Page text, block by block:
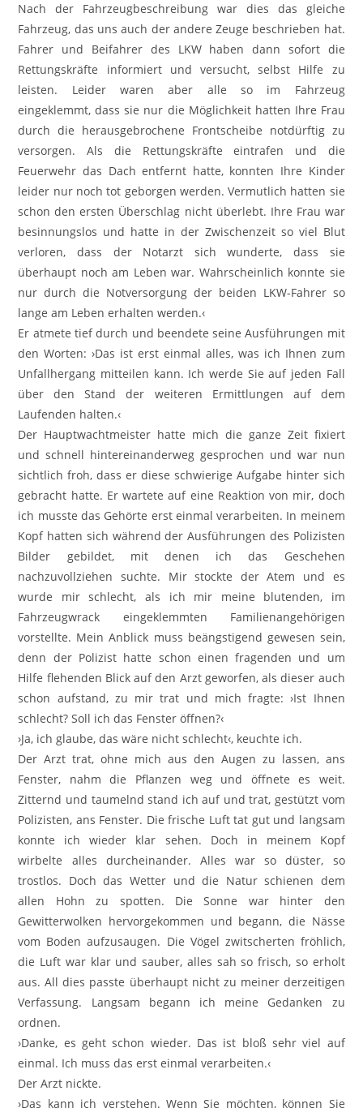
Nach der Fahrzeugbeschreibung war dies das gleiche
Fahrzeug, das uns auch der andere Zeuge beschrieben hat.
Fahrer und Beifahrer des LKW haben dann sofort die
Rettungskräfte informiert und versucht, selbst Hilfe zu
leisten. Leider waren aber alle so im Fahrzeug
eingeklemmt, dass sie nur die Möglichkeit hatten Ihre Frau
durch die herausgebrochene Frontscheibe notdürftig zu
versorgen. Als die Rettungskräfte eintrafen und die
Feuerwehr das Dach entfernt hatte, konnten Ihre Kinder
leider nur noch tot geborgen werden. Vermutlich hatten sie
schon den ersten Überschlag nicht überlebt. Ihre Frau war
besinnungslos und hatte in der Zwischenzeit so viel Blut
verloren, dass der Notarzt sich wunderte, dass sie
überhaupt noch am Leben war. Wahrscheinlich konnte sie
nur durch die Notversorgung der beiden LKW-Fahrer so
lange am Leben erhalten werden.‹
Er atmete tief durch und beendete seine Ausführungen mit
den Worten: ›Das ist erst einmal alles, was ich Ihnen zum
Unfallhergang mitteilen kann. Ich werde Sie auf jeden Fall
über den Stand der weiteren Ermittlungen auf dem
Laufenden halten.‹
Der Hauptwachtmeister hatte mich die ganze Zeit fixiert
und schnell hintereinanderweg gesprochen und war nun
sichtlich froh, dass er diese schwierige Aufgabe hinter sich
gebracht hatte. Er wartete auf eine Reaktion von mir, doch
ich musste das Gehörte erst einmal verarbeiten. In meinem
Kopf hatten sich während der Ausführungen des Polizisten
Bilder gebildet, mit denen ich das Geschehen
nachzuvollziehen suchte. Mir stockte der Atem und es
wurde mir schlecht, als ich mir meine blutenden, im
Fahrzeugwrack eingeklemmten Familienangehörigen
vorstellte. Mein Anblick muss beängstigend gewesen sein,
denn der Polizist hatte schon einen fragenden und um
Hilfe flehenden Blick auf den Arzt geworfen, als dieser auch
schon aufstand, zu mir trat und mich fragte: ›Ist Ihnen
schlecht? Soll ich das Fenster öffnen?‹
›Ja, ich glaube, das wäre nicht schlecht‹, keuchte ich.
Der Arzt trat, ohne mich aus den Augen zu lassen, ans
Fenster, nahm die Pflanzen weg und öffnete es weit.
Zitternd und taumelnd stand ich auf und trat, gestützt vom
Polizisten, ans Fenster. Die frische Luft tat gut und langsam
konnte ich wieder klar sehen. Doch in meinem Kopf
wirbelte alles durcheinander. Alles war so düster, so
trostlos. Doch das Wetter und die Natur schienen dem
allen Hohn zu spotten. Die Sonne war hinter den
Gewitterwolken hervorgekommen und begann, die Nässe
vom Boden aufzusaugen. Die Vögel zwitscherten fröhlich,
die Luft war klar und sauber, alles sah so frisch, so erholt
aus. All dies passte überhaupt nicht zu meiner derzeitigen
Verfassung. Langsam begann ich meine Gedanken zu
ordnen.
›Danke, es geht schon wieder. Das ist bloß sehr viel auf
einmal. Ich muss das erst einmal verarbeiten.‹
Der Arzt nickte.
›Das kann ich verstehen. Wenn Sie möchten, können Sie